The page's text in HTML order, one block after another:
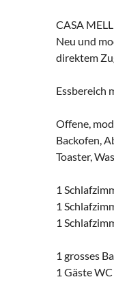
CASA
Neu und
direktem
Essbereich
Offene,
Backofen,
Toaster,
1
1
1
1 grosses
1 Gäste WC